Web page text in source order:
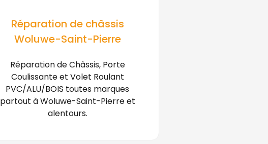
Réparation de châssis
Woluwe-Saint-Pierre
Réparation de Châssis, Porte
Coulissante et Volet Roulant
PVC/ALU/BOIS toutes marques
partout à Woluwe-Saint-Pierre et
alentours.